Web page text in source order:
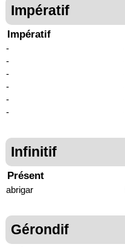
Impératif
Impératif
-
-
-
-
-
-
Infinitif
Présent
abrigar
Gérondif